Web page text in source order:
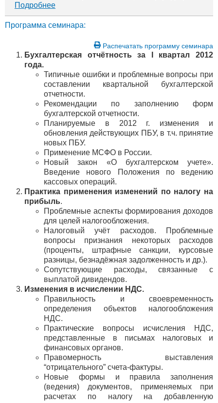
по учету и аудиту. Опыт работы лектором: более 10
лет. Принимал участие в ряде научно-ис...
Подробнее
Программа семинара:
Распечатать программу семинара
Бухгалтерская отчётность за I квартал 2012
года.
Типичные ошибки и проблемные вопросы при
составлении квартальной бухгалтерской
отчетности.
Рекомендации по заполнению форм
бухгалтерской отчетности.
Планируемые в 2012 г. изменения и
обновления действующих ПБУ, в т.ч. принятие
новых ПБУ.
Применение МСФО в России.
Новый закон «О бухгалтерском учете».
Введение нового Положения по ведению
кассовых операций.
Практика применения изменений по налогу на
прибыль.
Проблемные аспекты формирования доходов
для целей налогообложения.
Налоговый учёт расходов. Проблемные
вопросы признания некоторых расходов
(проценты, штрафные санкции, курсовые
разницы, безнадёжная задолженность и др.).
Сопутствующие расходы, связанные с
выплатой дивидендов.
Изменения в исчислении НДС.
Правильность и своевременность
определения объектов налогообложения
НДС.
Практические вопросы исчисления НДС,
представленные в письмах налоговых и
финансовых органов.
Правомерность выставления
“отрицательного” счета-фактуры.
Новые формы и правила заполнения
(ведения) документов, применяемых при
расчетах по налогу на добавленную